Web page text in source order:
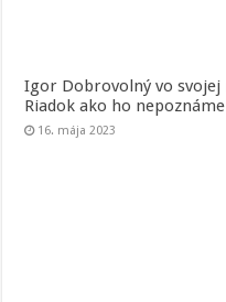
Igor Dobrovolný vo
Riadok ako ho nepoznáme
16. mája 2023